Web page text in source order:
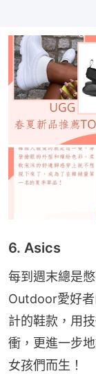
6. Asics
每到週末總是
Outdoor愛好
計的鞋款，用
衝，更進一步
女孩們而生！